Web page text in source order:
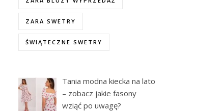
ZARA SWETRY
ŚWIĄTECZNE SWETRY
Tania modna kiecka na lato
– zobacz jakie fasony
wziąć po uwagę?